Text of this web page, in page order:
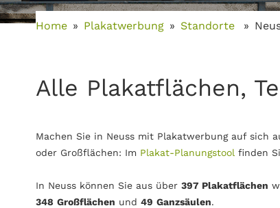
Home Plakatwerbung Standorte
Alle Plakatflächen,
Machen Sie in Neuss mit Plakatwerbung auf sich
oder Großflächen: Im Plakat-Planungstool finden
In Neuss können Sie aus über 397 Plakatflächen
348 Großflächen und 49 Ganzsäulen.